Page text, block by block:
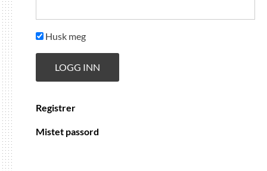
Husk meg
Registrer
Mistet passord